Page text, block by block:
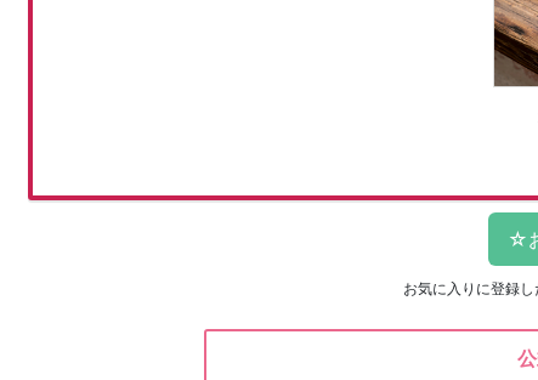
お気に入りに登録し